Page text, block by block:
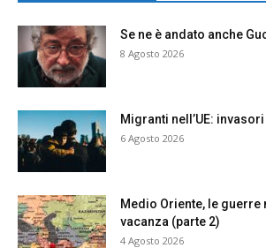
Se ne è andato anche
8 Agosto 2026
Migranti nell’UE:
6 Agosto 2026
Medio Oriente, le guerre
vacanza (parte 2)
4 Agosto 2026